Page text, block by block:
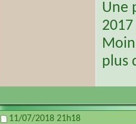
Une
plus
11/07/2018 21h18